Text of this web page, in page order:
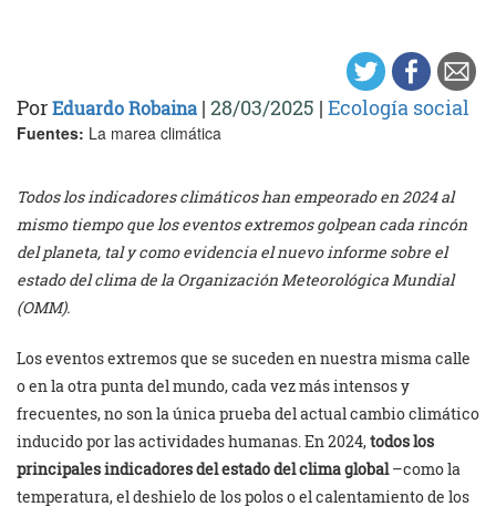
PorEduardo Robaina | 28/03/2025 | Ecología social
Fuentes: La marea climática
Todos los indicadores climáticos han empeorado en 2024 al
mismo tiempo que los eventos extremos golpean cada rincón
del planeta, tal y como evidencia el nuevo informe sobre el
estado del clima de la Organización Meteorológica Mundial
(OMM).
Los eventos extremos que se suceden en nuestra misma calle
o en la otra punta del mundo, cada vez más intensos y
frecuentes, no son la única prueba del actual cambio climático
inducido por las actividades humanas. En 2024,todos los
principales indicadores del estado del clima global–como la
temperatura, el deshielo de los polos o el calentamiento de los